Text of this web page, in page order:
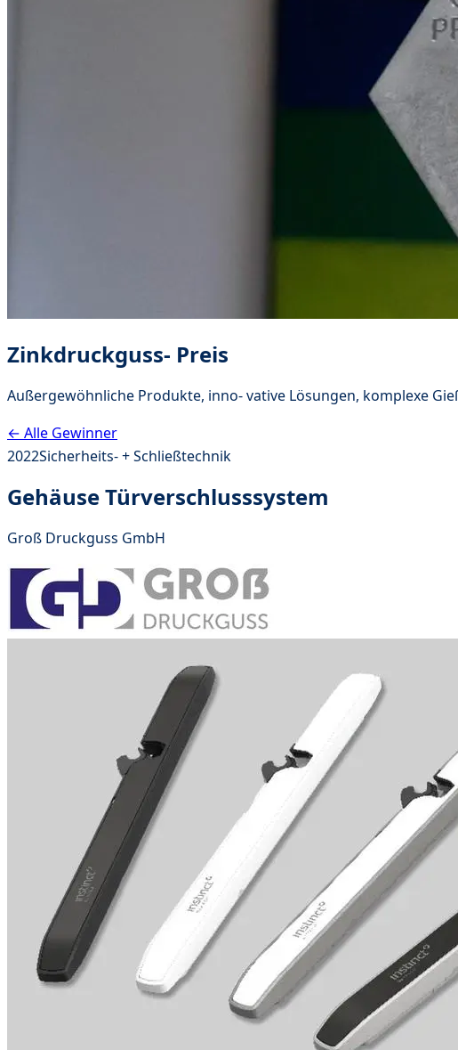
Zinkdruckguss- Preis
Außergewöhnliche Produkte, inno- vative Lösungen, komplexe
← Alle Gewinner
2022Sicherheits- + Schließtechnik
Gehäuse Türverschlusssystem
Groß Druckguss GmbH